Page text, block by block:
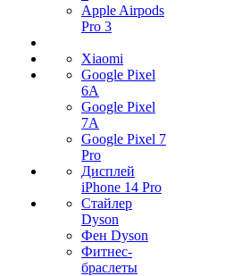
Apple Airpods
Pro 3
Xiaomi
Google Pixel
6A
Google Pixel
7А
Google Pixel 7
Pro
Дисплей
iPhone 14 Pro
Стайлер
Dyson
Фен Dyson
Фитнес-
браслеты